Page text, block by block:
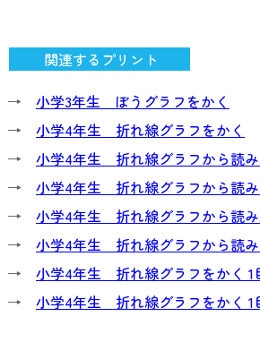
関連するプリント
→ 小学3年生 ぼうグラフをかく
→ 小学4年生 折れ線グラフをかく
→ 小学4年生 折れ線グラフから読み
→ 小学4年生 折れ線グラフから読み
→ 小学4年生 折れ線グラフから読み
→ 小学4年生 折れ線グラフから読み
→ 小学4年生 折れ線グラフをかく 1
→ 小学4年生 折れ線グラフをかく 1